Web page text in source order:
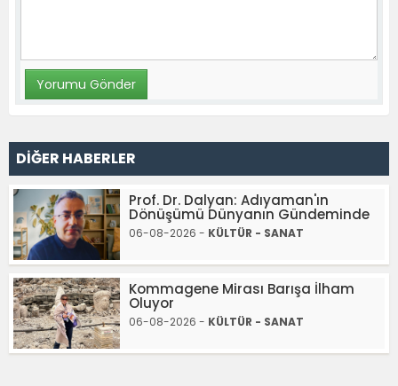
DİĞER HABERLER
Prof. Dr. Dalyan: Adıyaman'ın
Dönüşümü Dünyanın Gündeminde
06-08-2026 - KÜLTÜR - SANAT
Kommagene Mirası Barışa İlham
Oluyor
06-08-2026 - KÜLTÜR - SANAT